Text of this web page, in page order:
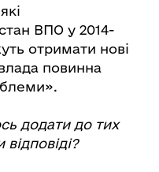
ВПО у 2014-
отримати нові
повинна
додати до тих